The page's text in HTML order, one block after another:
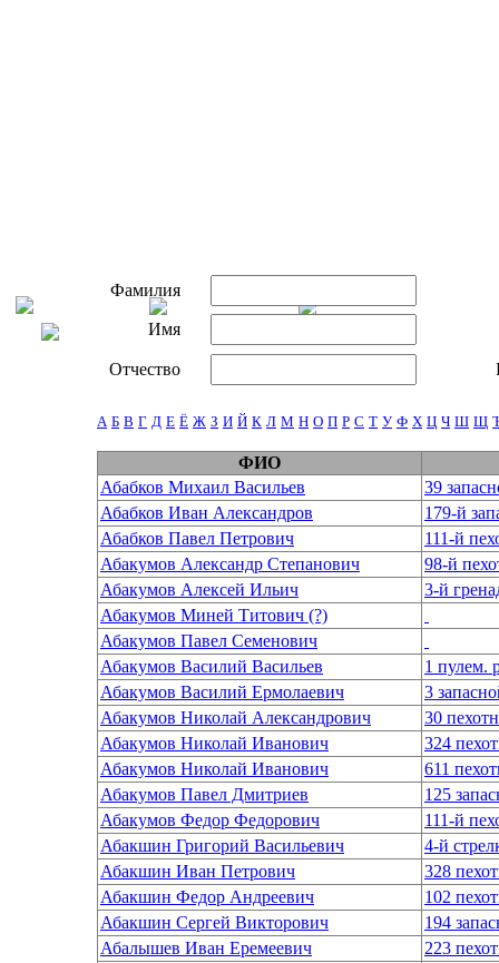
Фамилия
Имя
Отчество
А Б В Г Д Е Ё Ж З И Й К Л М Н О П Р С Т У Ф Х Ц Ч Ш Щ
ФИО
Абабков Михаил Васильев
39
Абабков Иван Александров
179-й
Абабков Павел Петрович
111-й
Абакумов Александр Степанович
98-й
Абакумов Алексей Ильич
3-й
Абакумов Миней Титович (?)
Абакумов Павел Семенович
Абакумов Василий Васильев
1 пулем.
Абакумов Василий Ермолаевич
3
Абакумов Николай Александрович
30
Абакумов Николай Иванович
324
Абакумов Николай Иванович
611
Абакумов Павел Дмитриев
125
Абакумов Федор Федорович
111-й
Абакшин Григорий Васильевич
Абакшин Иван Петрович
328
Абакшин Федор Андреевич
102
Абакшин Сергей Викторович
194
Абалышев Иван Еремеевич
223